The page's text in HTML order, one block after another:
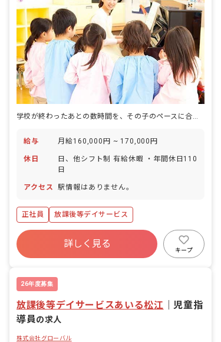
学校が終わったあとの数時間を、その子のペースに合わせてつくる仕事です。
給与 月給160,000円 ~ 170,000円
休日
日、他シフト制 有給休暇 ・年間休日110
日
アクセス 駅情報はありません。
正社員 放課後等デイサービス
詳しく見る
キープ
26年度募集
放課後等デイサービスあいる松江 ｜児童指
導員の求人
株式会社グローバル